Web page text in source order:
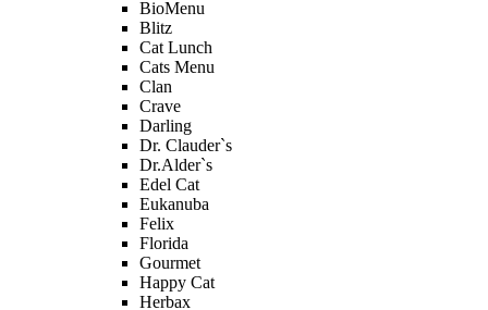
BioMenu
Blitz
Cat Lunch
Cats Menu
Clan
Crave
Darling
Dr. Clauder`s
Dr.Alder`s
Edel Cat
Eukanuba
Felix
Florida
Gourmet
Happy Cat
Herbax